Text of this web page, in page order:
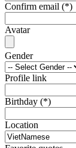
Confirm email (*)
Avatar
Gender
Profile link
Birthday (*)
Location